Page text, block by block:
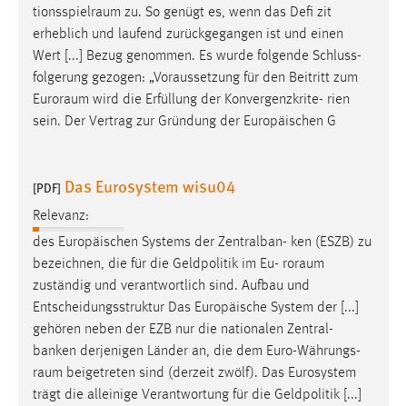
tionsspielraum zu. So genügt es, wenn das Defi zit
erheblich und laufend zurückgegangen ist und einen
Wert [...] Bezug genommen. Es wurde folgende Schluss-
folgerung gezogen: „Voraussetzung für den Beitritt zum
Euroraum wird die Erfüllung der Konvergenzkrite- rien
sein. Der Vertrag zur Gründung der Europäischen G
[PDF] Das Eurosystem wisu04
Relevanz:
des Europäischen Systems der Zentralban- ken (ESZB) zu
bezeichnen, die für die Geldpolitik im Eu- roraum
zuständig und verantwortlich sind. Aufbau und
Entscheidungsstruktur Das Europäische System der [...]
gehören neben der EZB nur die nationalen Zentral-
banken derjenigen Länder an, die dem Euro-Währungs-
raum beigetreten sind (derzeit zwölf). Das Eurosystem
trägt die alleinige Verantwortung für die Geldpolitik [...]